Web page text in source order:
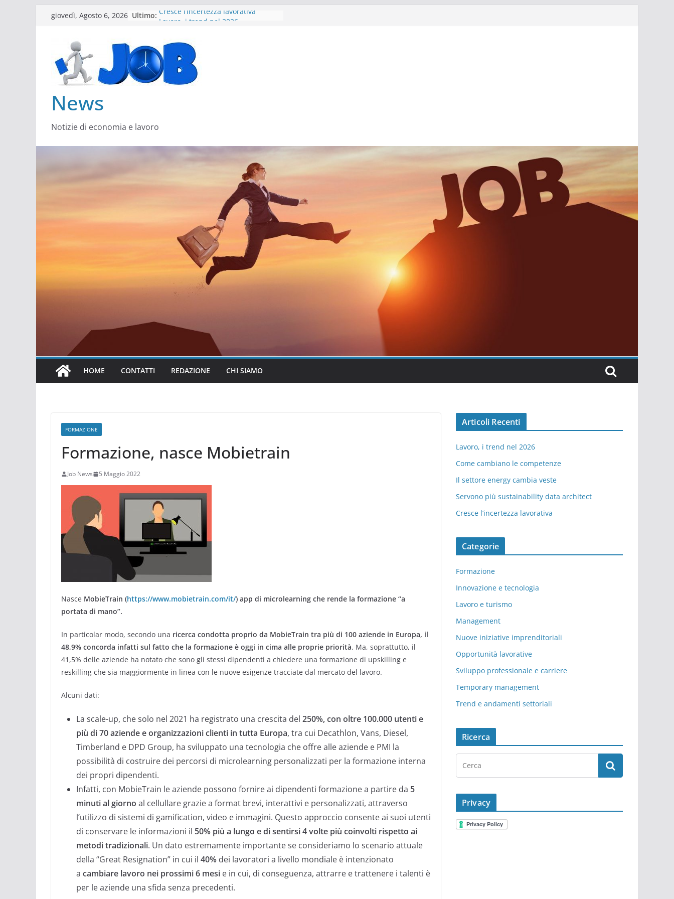
Salta
contenuto
giovedì, Agosto 6, 2026 Ultimo: Cresce l’incertezza lavorativa
Il settore energy cambia veste
Servono più sustainability data
architect
News
Notizie di economia e lavoro
HOME CONTATTI REDAZIONE CHI SIAMO
FORMAZIONE
Formazione, nasce Mobietrain
Job News 5 Maggio 2022
Nasce MobieTrain (https://www.mobietrain.com/it/) app di microlearning che rende la formazione “a
portata di mano”.
In particolar modo, secondo una ricerca condotta proprio da MobieTrain tra più di 100 aziende in Europa, il
48,9% concorda infatti sul fatto che la formazione è oggi in cima alle proprie priorità. Ma, soprattutto, il
41,5% delle aziende ha notato che sono gli stessi dipendenti a chiedere una formazione di upskilling e
reskilling che sia maggiormente in linea con le nuove esigenze tracciate dal mercato del lavoro.
Alcuni dati:
La scale-up, che solo nel 2021 ha registrato una crescita del 250%, con oltre 100.000 utenti e
più di 70 aziende e organizzazioni clienti in tutta Europa, tra cui Decathlon, Vans, Diesel,
Timberland e DPD Group, ha sviluppato una tecnologia che offre alle aziende e PMI la
possibilità di costruire dei percorsi di microlearning personalizzati per la formazione interna
dei propri dipendenti.
Infatti, con MobieTrain le aziende possono fornire ai dipendenti formazione a partire da 5
minuti al giorno al cellullare grazie a format brevi, interattivi e personalizzati, attraverso
l’utilizzo di sistemi di gamification, video e immagini. Questo approccio consente ai suoi utenti
di conservare le informazioni il 50% più a lungo e di sentirsi 4 volte più coinvolti rispetto ai
metodi tradizionali. Un dato estremamente importante se consideriamo lo scenario attuale
della “Great Resignation” in cui il 40% dei lavoratori a livello mondiale è intenzionato
a cambiare lavoro nei prossimi 6 mesi e in cui, di conseguenza, attrarre e trattenere i talenti è
per le aziende una sfida senza precedenti.
Articoli Recenti
Lavoro, i trend nel 2026
Come cambiano le competenze
Il settore energy cambia veste
Servono più sustainability data architect
Cresce l’incertezza lavorativa
Categorie
Formazione
Innovazione e tecnologia
Lavoro e turismo
Management
Nuove iniziative imprenditoriali
Opportunità lavorative
Sviluppo professionale e carriere
Temporary management
Trend e andamenti settoriali
Ricerca
Privacy